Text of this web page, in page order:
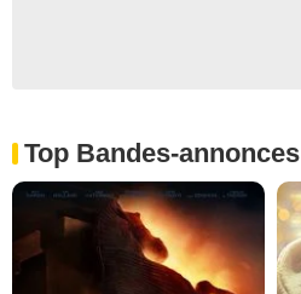
Top Bandes-annonces